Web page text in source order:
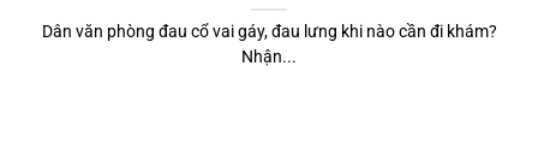
Dân văn phòng đau cổ vai gáy, đau lưng khi nào cần đi khám?
Nhận...